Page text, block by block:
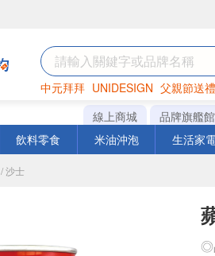
中元拜拜 UNIDESIGN 父親節送禮
巧克力 罐頭 衛生紙
線上商城 品牌旗艦館
飲料零食 米油沖泡 生活家
/ 沙士
◎